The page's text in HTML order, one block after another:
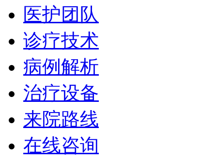
医护团队
诊疗技术
病例解析
治疗设备
来院路线
在线咨询